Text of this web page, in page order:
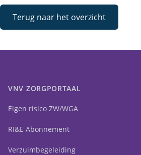
Terug naar het overzicht
VNV ZORGPORTAAL
Eigen risico ZW/WGA
RI&E Abonnement
Verzuimbegeleiding